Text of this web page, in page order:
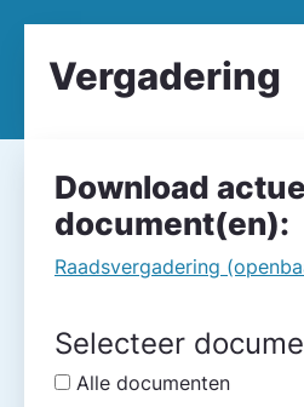
Vergadering
Download
document(en):
Raadsvergadering
Selecteer
Alle documenten